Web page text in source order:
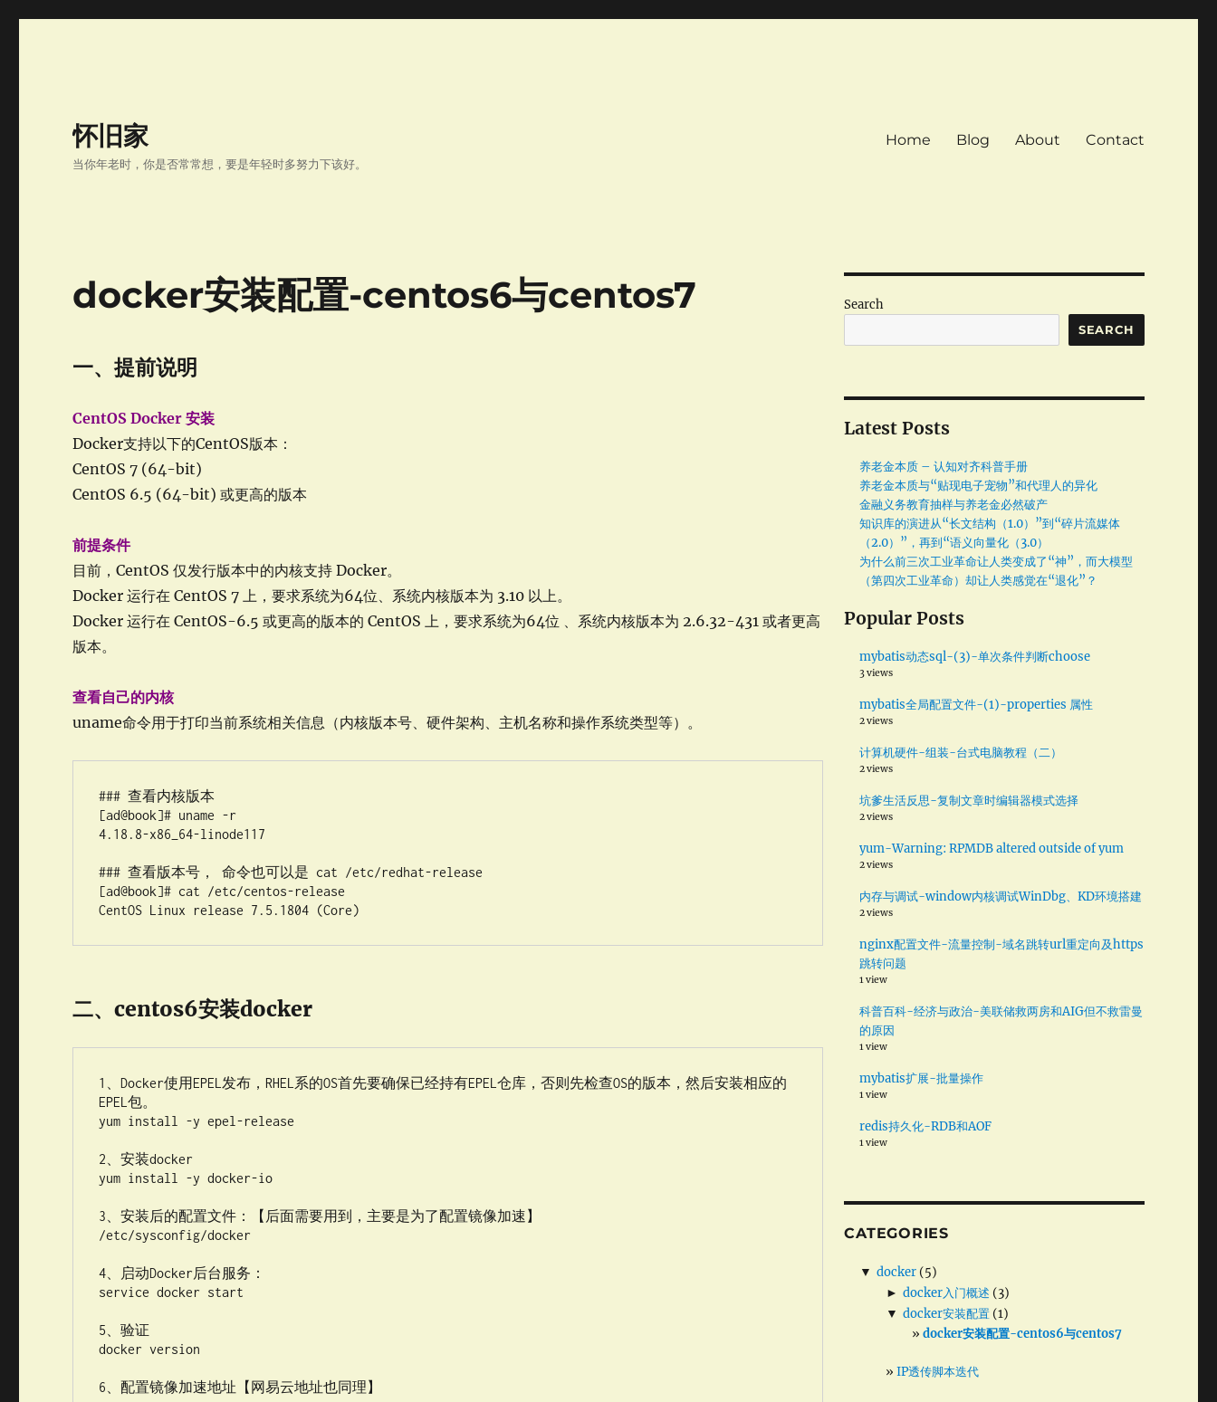
怀旧家
当你年老时，你是否常常想，要是年轻时多努力下该好。
Home Blog About Contact
docker安装配置-centos6与centos7
一、提前说明
CentOS Docker 安装
Docker支持以下的CentOS版本：
CentOS 7 (64-bit)
CentOS 6.5 (64-bit) 或更高的版本
前提条件
目前，CentOS 仅发行版本中的内核支持 Docker。
Docker 运行在 CentOS 7 上，要求系统为64位、系统内核版本为 3.10 以上。
Docker 运行在 CentOS-6.5 或更高的版本的 CentOS 上，要求系统为64位 、系统内核版本为 2.6.32-431 或者更高
版本。
查看自己的内核
uname命令用于打印当前系统相关信息（内核版本号、硬件架构、主机名称和操作系统类型等）。
### 查看内核版本
[ad@book]# uname -r
4.18.8-x86_64-linode117
### 查看版本号， 命令也可以是 cat /etc/redhat-release
[ad@book]# cat /etc/centos-release
CentOS Linux release 7.5.1804 (Core)
二、centos6安装docker
1、Docker使用EPEL发布，RHEL系的OS首先要确保已经持有EPEL仓库，否则先检查OS的版本，然后安装相应的
EPEL包。
yum install -y epel-release
2、安装docker
yum install -y docker-io
3、安装后的配置文件：【后面需要用到，主要是为了配置镜像加速】
/etc/sysconfig/docker
4、启动Docker后台服务：
service docker start
5、验证
docker version
6、配置镜像加速地址【网易云地址也同理】
Search
SEARCH
Latest Posts
养老金本质 – 认知对齐科普手册
养老金本质与“贴现电子宠物”和代理人的异化
金融义务教育抽样与养老金必然破产
知识库的演进从“长文结构（1.0）”到“碎片流媒体
（2.0）”，再到“语义向量化（3.0）
为什么前三次工业革命让人类变成了“神”，而大模型
（第四次工业革命）却让人类感觉在“退化”？
Popular Posts
mybatis动态sql-(3)-单次条件判断choose
3 views
mybatis全局配置文件-(1)-properties 属性
2 views
计算机硬件-组装-台式电脑教程（二）
2 views
坑爹生活反思-复制文章时编辑器模式选择
2 views
yum-Warning: RPMDB altered outside of yum
2 views
内存与调试-window内核调试WinDbg、KD环境搭建
2 views
nginx配置文件-流量控制-域名跳转url重定向及https
跳转问题
1 view
科普百科-经济与政治-美联储救两房和AIG但不救雷曼
的原因
1 view
mybatis扩展-批量操作
1 view
redis持久化-RDB和AOF
1 view
CATEGORIES
▼ docker(5)
► docker入门概述 (3)
▼ docker安装配置(1)
docker安装配置-centos6与centos7
IP透传脚本迭代